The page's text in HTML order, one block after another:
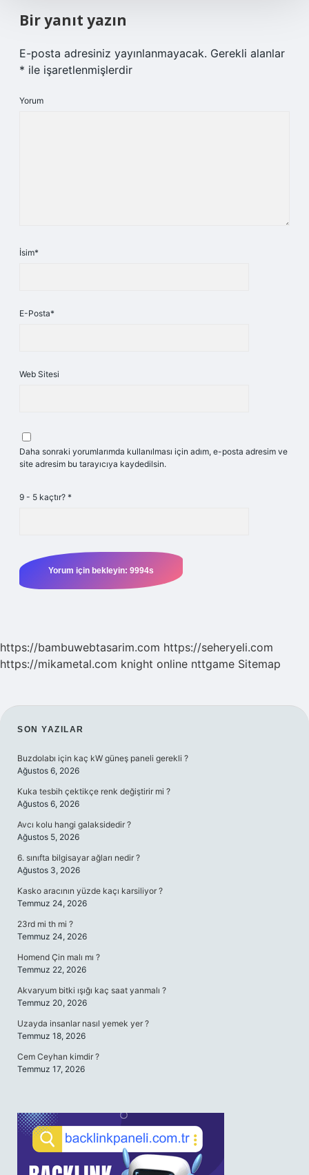
Bir yanıt yazın
E-posta adresiniz yayınlanmayacak. Gerekli alanlar
* ile işaretlenmişlerdir
Yorum
İsim*
E-Posta*
Web Sitesi
Daha sonraki yorumlarımda kullanılması için adım, e-posta adresim ve
site adresim bu tarayıcıya kaydedilsin.
9 - 5 kaçtır? *
https://bambuwebtasarim.com https://seheryeli.com
https://mikametal.com knight online nttgame Sitemap
SIDEBAR
SON YAZILAR
Buzdolabı için kaç kW güneş paneli gerekli ?
Ağustos 6, 2026
Kuka tesbih çektikçe renk değiştirir mi ?
Ağustos 6, 2026
Avcı kolu hangi galaksidedir ?
Ağustos 5, 2026
6. sınıfta bilgisayar ağları nedir ?
Ağustos 3, 2026
Kasko aracının yüzde kaçı karsiliyor ?
Temmuz 24, 2026
23rd mi th mi ?
Temmuz 24, 2026
Homend Çin malı mı ?
Temmuz 22, 2026
Akvaryum bitki ışığı kaç saat yanmalı ?
Temmuz 20, 2026
Uzayda insanlar nasıl yemek yer ?
Temmuz 18, 2026
Cem Ceyhan kimdir ?
Temmuz 17, 2026